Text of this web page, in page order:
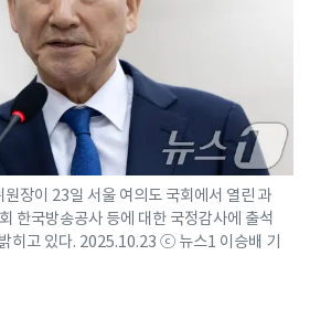
장이 23일 서울 여의도 국회에서 열린 과
한국방송공사 등에 대한 국정감사에 출석
히고 있다. 2025.10.23 ⓒ 뉴스1 이승배 기